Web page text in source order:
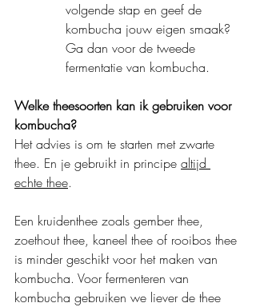
volgende stap en geef de
kombucha jouw eigen smaak?
Ga dan voor de tweede
fermentatie van kombucha.
Welke theesoorten kan ik gebruiken voor
kombucha?
Het advies is om te starten met zwarte
thee. En je gebruikt in principe altijd
echte thee.
Een kruidenthee zoals gember thee,
zoethout thee, kaneel thee of rooibos thee
is minder geschikt voor het maken van
kombucha. Voor fermenteren van
kombucha gebruiken we liever de thee